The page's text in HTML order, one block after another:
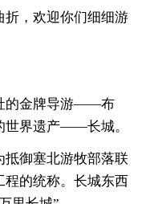
，欢迎你们细细游
的金牌导游——布
世界遗产——长城。
御塞北游牧部落联
程的统称。长城东西